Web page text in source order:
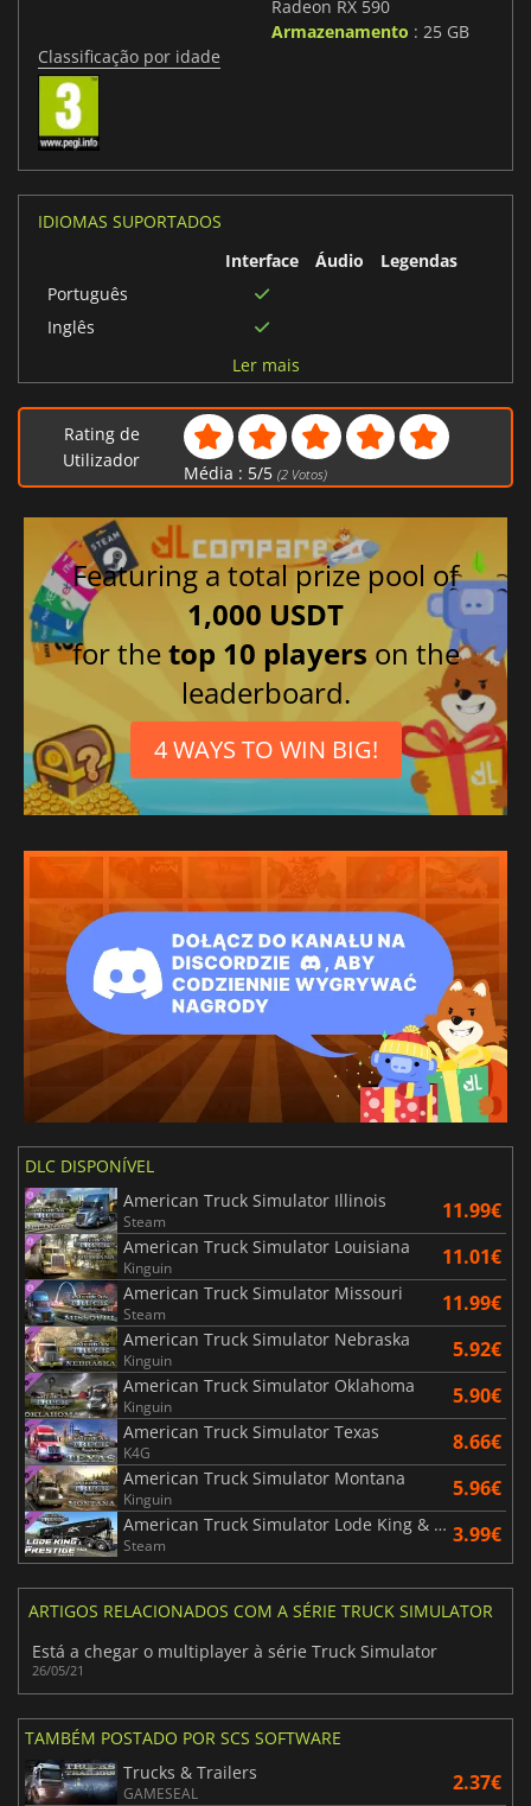
Radeon RX 590
Armazenamento : 25 GB
Classificação por idade
IDIOMAS SUPORTADOS
Interface
Áudio
Legendas
Português
Inglês
Italiano
Alemão
Holandês
Húngaro
Coreano
Norueguês
Chinês simplificado
Russo
Tcheco
Polonês
Português brasileiro
Sueco
Dinamarquês
Espanhol
Ler mais
Rating de
Utilizador
Média : 5/5 (2Votos)
Featuring a total prize pool of
1,000 USDT
for thetop 10 players on the
leaderboard.
4 WAYS TO WIN BIG!
DLC DISPONÍVEL
American Truck Simulator Illinois
Steam 11.99€
American Truck Simulator Louisiana
Kinguin 11.01€
American Truck Simulator Missouri
Steam 11.99€
American Truck Simulator Nebraska
Kinguin 5.92€
American Truck Simulator Oklahoma
Kinguin 5.90€
American Truck Simulator Texas
K4G 8.66€
American Truck Simulator Montana
Kinguin 5.96€
American Truck Simulator Lode King & Prestige Trailers Pack
Steam 3.99€
ARTIGOS RELACIONADOS COM A SÉRIE TRUCK SIMULATOR
Está a chegar o multiplayer à série Truck Simulator
26/05/21
TAMBÉM POSTADO POR SCS SOFTWARE
Trucks & Trailers
GAMESEAL 2.37€